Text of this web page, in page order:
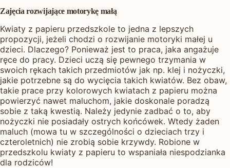
Zajęcia rozwijające motorykę małą
Kwiaty z papieru przedszkole to jedna z lepszych
propozycji, jeżeli chodzi o rozwijanie motoryki małej u
dzieci. Dlaczego? Ponieważ jest to praca, jaka angażuje
ręce do pracy. Dzieci uczą się pewnego trzymania w
swoich rękach takich przedmiotów jak np. klej i nożyczki,
jakie potrzebne są do wycięcia takich kwiatów. Bez obaw,
takie prace przy kolorowych kwiatach z papieru można
powierzyć nawet maluchom, jakie doskonale poradzą
sobie z taką kwestią. Należy jedynie zadbać o to, aby
nożyczki nie posiadały ostrych końcówek. Wtedy żaden
maluch (mowa tu w szczególności o dzieciach trzy i
czteroletnich) nie zrobią sobie krzywdy. Robione w
przedszkolu kwiaty z papieru to wspaniała niespodzianka
dla rodziców!